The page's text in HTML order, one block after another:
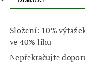
Složení: 10%
ve 40% lihu
Nepřekračujte